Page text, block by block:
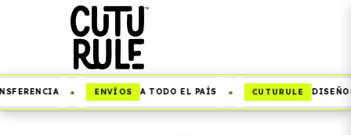
ENVÍOS A TODO EL PAÍS CUTURULE